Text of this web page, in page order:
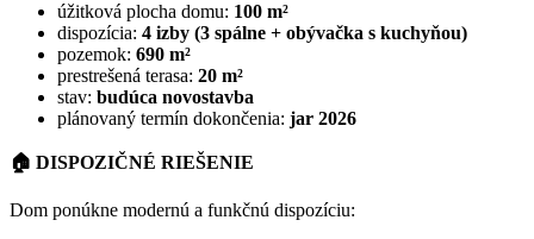
úžitková plocha domu: 100 m²
dispozícia: 4 izby (3 spálne + obývačka s kuchyňou)
pozemok: 690 m²
prestrešená terasa: 20 m²
stav: budúca novostavba
plánovaný termín dokončenia: jar 2026
🏠 DISPOZIČNÉ RIEŠENIE
Dom ponúkne modernú a funkčnú dispozíciu: